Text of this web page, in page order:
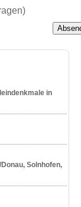
in
Solnhofen,